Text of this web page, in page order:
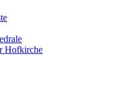
Hofkirche